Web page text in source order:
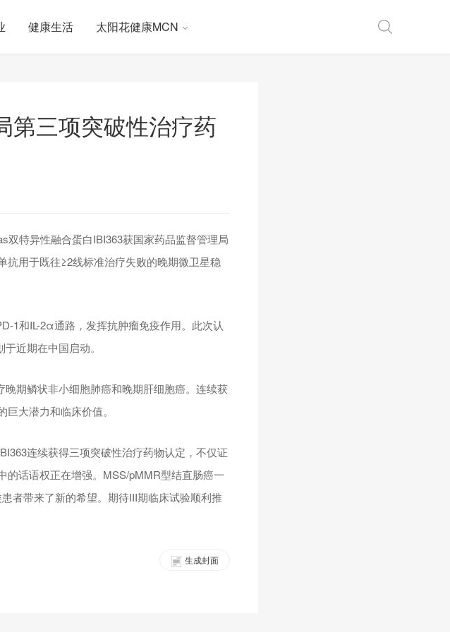
健康生活 太阳花健康MCN
第三项突破性治疗药
特异性融合蛋白IBI363获国家药品监督管理局
用于既往≥2线标准治疗失败的晚期微卫星稳
1和IL-2α通路，发挥抗肿瘤免疫作用。此次认
近期在中国启动。
期鳞状非小细胞肺癌和晚期肝细胞癌。连续获
大潜力和临床价值。
连续获得三项突破性治疗药物认定，不仅证
的话语权正在增强。MSS/pMMR型结直肠癌一
者带来了新的希望。期待III期临床试验顺利推
生成封面